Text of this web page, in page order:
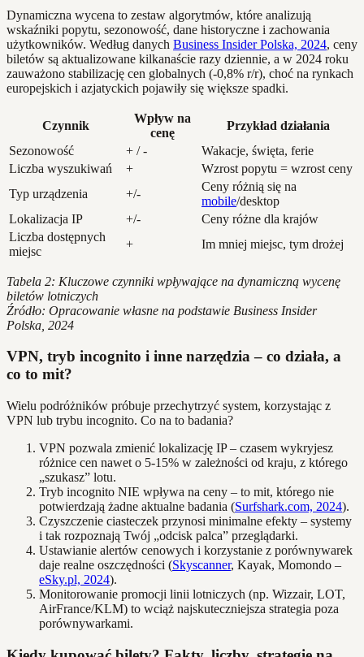
Dynamiczna wycena to zestaw algorytmów, które analizują
wskaźniki popytu, sezonowość, dane historyczne i zachowania
użytkowników. Według danych Business Insider Polska, 2024, ceny
biletów są aktualizowane kilkanaście razy dziennie, a w 2024 roku
zauważono stabilizację cen globalnych (-0,8% r/r), choć na rynkach
europejskich i azjatyckich pojawiły się większe spadki.
Czynnik
Wpływ na
cenę
Przykład działania
Sezonowość
+ / -
Wakacje, święta, ferie
Liczba wyszukiwań
+
Wzrost popytu = wzrost ceny
Typ urządzenia
+/-
Ceny różnią się na
mobile/desktop
Lokalizacja IP
+/-
Ceny różne dla krajów
Liczba dostępnych
miejsc
+ Im mniej miejsc, tym drożej
Tabela 2: Kluczowe czynniki wpływające na dynamiczną wycenę
biletów lotniczych
Źródło: Opracowanie własne na podstawie Business Insider
Polska, 2024
VPN, tryb incognito i inne narzędzia – co działa, a
co to mit?
Wielu podróżników próbuje przechytrzyć system, korzystając z
VPN lub trybu incognito. Co na to badania?
VPN pozwala zmienić lokalizację IP – czasem wykryjesz
różnice cen nawet o 5-15% w zależności od kraju, z którego
„szukasz” lotu.
Tryb incognito NIE wpływa na ceny – to mit, którego nie
potwierdzają żadne aktualne badania (Surfshark.com, 2024).
Czyszczenie ciasteczek przynosi minimalne efekty – systemy
i tak rozpoznają Twój „odcisk palca” przeglądarki.
Ustawianie alertów cenowych i korzystanie z porównywarek
daje realne oszczędności (Skyscanner, Kayak, Momondo –
eSky.pl, 2024).
Monitorowanie promocji linii lotniczych (np. Wizzair, LOT,
AirFrance/KLM) to wciąż najskuteczniejsza strategia poza
porównywarkami.